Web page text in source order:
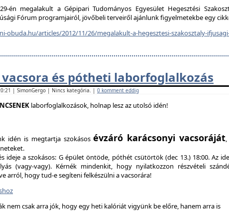
én megalakult a Gépipari Tudományos Egyesület Hegesztési
Fórum programjairól, jövőbeli terveiről ajánlunk figyelmetekbe egy
obuda.hu/articles/2012/11/26/megalakult-a-hegesztesi-szakosztaly-
vacsora és pótheti laborfoglalkozás
| SimonGergo | Nincs kategória. | 0 komment eddig
laborfoglalkozások, holnap lesz az utolsó idén!
idén is megtartja szokásosévzáró karácsonyi vacsoráját
ideje a szokásos: G épület öntöde, póthét csütörtök (dec 13.) 18:00. Az
(vagy-vagy). Kérnék mindenkit, hogy nyilatkozzon részvételi
arról, hogy tud-e segíteni felkészülni a vacsorára!
nem csak arra jók, hogy egy heti kalóriát vigyünk be előre, hanem arra is